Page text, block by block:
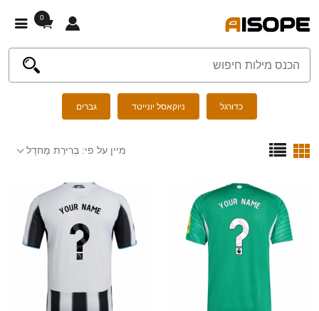
0
כדורגל ניוקאסל יונייטד גברים
מיין על פי: בְּרִירַת מֶחדָל